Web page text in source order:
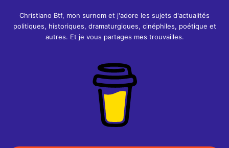
Christiano Btf, mon surnom et j'adore les sujets d'actualités
politiques, historiques, dramaturgiques, cinéphiles, poétique et
autres. Et je vous partages mes trouvailles.